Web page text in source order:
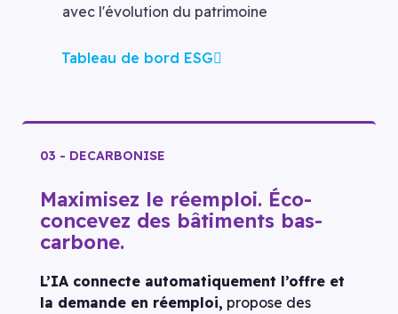
avec l'évolution du patrimoine
Tableau de bord ESG
03 - DECARBONISE
Maximisez le réemploi. Éco-
concevez des bâtiments bas-
carbone.
L’IA connecte automatiquement l’offre et
la demande en réemploi, propose des